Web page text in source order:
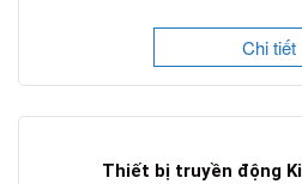
Chi tiết
Thiết bị truyền động